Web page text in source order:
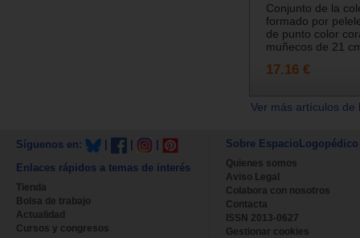
Conjunto de la
formado por
de punto color
muñecos de 21
17.16 €
Ver más artículos
Síguenos en:
Enlaces rápidos a temas de interés
Tienda
Bolsa de trabajo
Actualidad
Cursos y congresos
Sobre EspacioLogopédico
Quienes somos
Aviso Legal
Colabora con nosotros
Contacta
ISSN 2013-0627
Gestionar cookies